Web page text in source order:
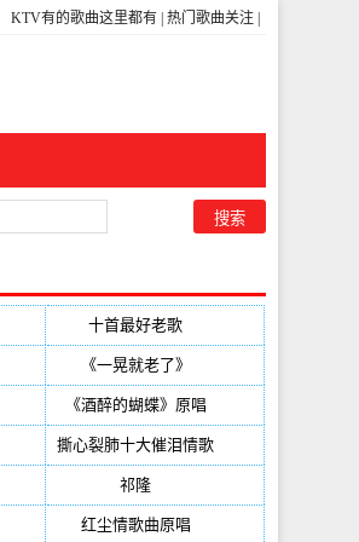
KTV有的歌曲这里都有 热门歌曲关注
十首最好老歌
《一晃就老了》
《酒醉的蝴蝶》原唱
撕心裂肺十大催泪情歌
祁隆
红尘情歌曲原唱